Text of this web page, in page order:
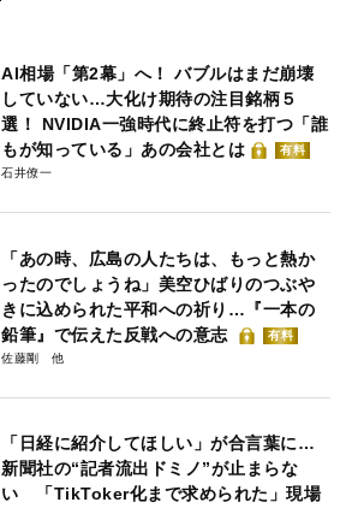
AI相場「第2幕」へ！ バブルはまだ崩壊
していない…大化け期待の注目銘柄５
選！ NVIDIA一強時代に終止符を打つ「誰
もが知っている」あの会社とは
有料
石井僚一
「あの時、広島の人たちは、もっと熱か
ったのでしょうね」美空ひばりのつぶや
きに込められた平和への祈り…『一本の
鉛筆』で伝えた反戦への意志
有料
佐藤剛
「日経に紹介してほしい」が合言葉に…
新聞社の“記者流出ドミノ”が止まらな
い 「TikToker化まで求められた」現場